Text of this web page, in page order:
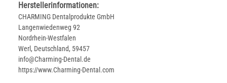
Herstellerinformationen:
CHARMING Dentalprodukte GmbH
Langenwiedenweg 92
Nordrhein-Westfalen
Werl, Deutschland, 59457
info@Charming-Dental.de
https://www.Charming-Dental.com